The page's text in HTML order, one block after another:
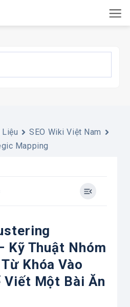
Liệu
SEO Wiki Việt Nam
Mapping
Kỹ Thuật Nhóm
Khóa Vào
Viết Một Bài Ăn